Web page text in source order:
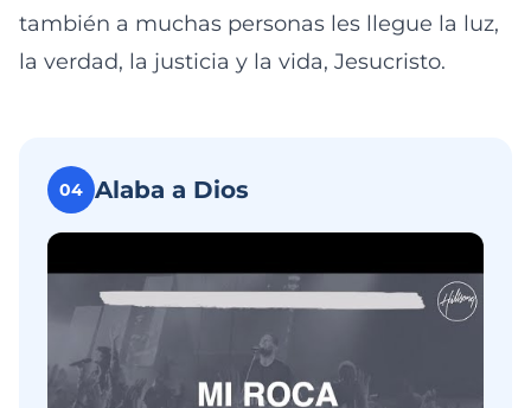
también a muchas personas les llegue la luz,
la verdad, la justicia y la vida, Jesucristo.
04 Alaba a Dios